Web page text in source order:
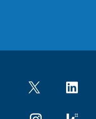
Twitter LinkedIn